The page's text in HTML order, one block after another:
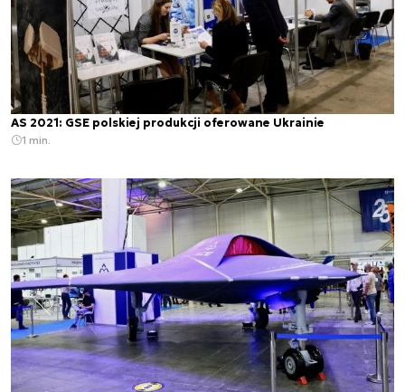
AS 2021: GSE polskiej produkcji oferowane Ukrainie
1 min.